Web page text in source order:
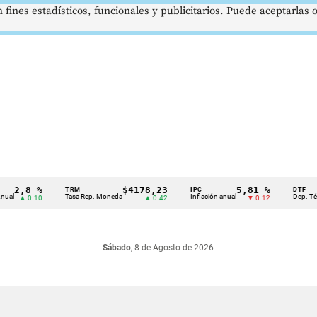
2,8 %
▲ 0.10 Tasa Rep. Moneda
$4178,23
▲ 0.42 Inflación anual
5,81 %
▼ 0.12 Dep.
Sábado, 8 de Agosto de 2026
estadísticos, funcionales y publicitarios. Puede aceptarlas